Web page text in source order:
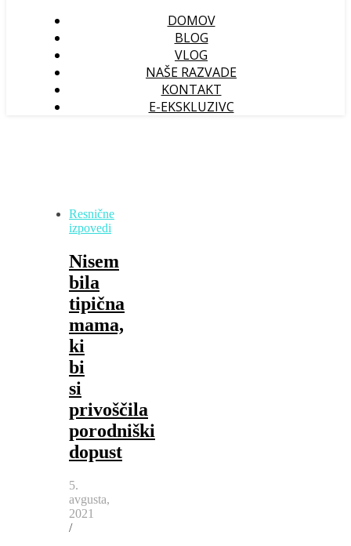
DOMOV
BLOG
VLOG
NAŠE RAZVADE
KONTAKT
E-EKSKLUZIVC
Resnične
izpovedi
Nisem
bila
tipična
mama,
ki
bi
si
privoščila
porodniški
dopust
5.
avgusta,
2021
/